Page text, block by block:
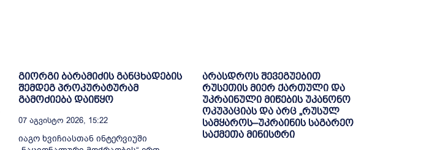
გიორგი ბარამიძის განცხადების
შემდეგ პროკურატურამ
გამოძიება დაიწყო
07 Აგვისტო 2026, 15:22
იაგო ხვიჩიასთან ინტერვიუში
არასდროს შევეგუებით
რუსეთის მიერ ქართული და
უკრაინული მიწების უკანონო
ოკუპაციას და არც „რუსულ
სამყაროს–უკრაინის საგარეო
საქმეთა მინისტრი